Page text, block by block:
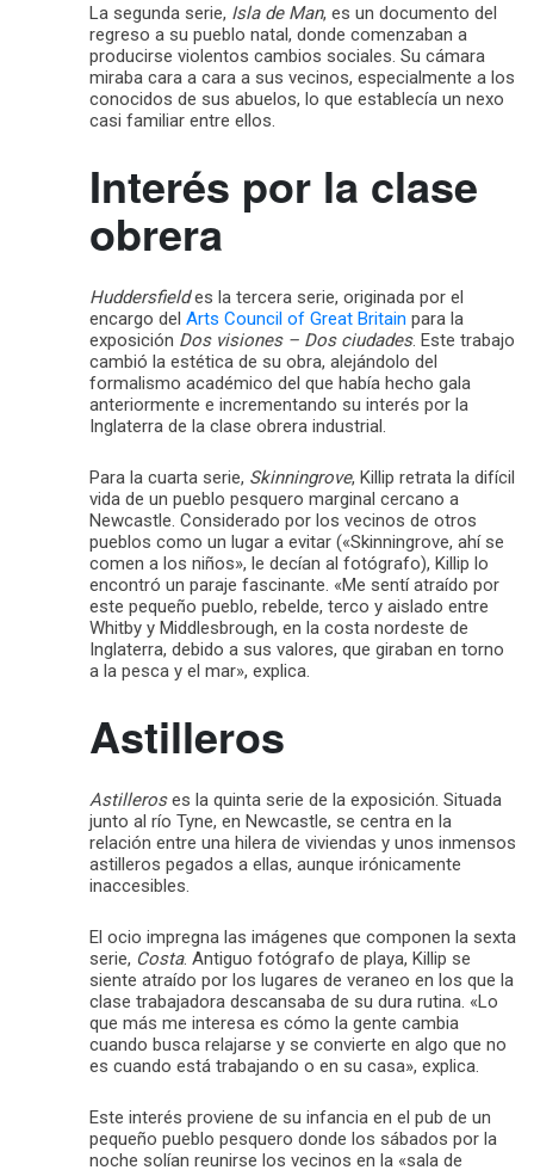
La segunda serie, Isla de Man, es un documento del
regreso a su pueblo natal, donde comenzaban a
producirse violentos cambios sociales. Su cámara
miraba cara a cara a sus vecinos, especialmente a los
conocidos de sus abuelos, lo que establecía un nexo
casi familiar entre ellos.
Interés por la clase
obrera
Huddersfieldes la tercera serie, originada por el
encargo del Arts Council of Great Britain para la
exposición Dos visiones – Dos ciudades. Este trabajo
cambió la estética de su obra, alejándolo del
formalismo académico del que había hecho gala
anteriormente e incrementando su interés por la
Inglaterra de la clase obrera industrial.
Para la cuarta serie, Skinningrove, Killip retrata la difícil
vida de un pueblo pesquero marginal cercano a
Newcastle. Considerado por los vecinos de otros
pueblos como un lugar a evitar («Skinningrove, ahí se
comen a los niños», le decían al fotógrafo), Killip lo
encontró un paraje fascinante. «Me sentí atraído por
este pequeño pueblo, rebelde, terco y aislado entre
Whitby y Middlesbrough, en la costa nordeste de
Inglaterra, debido a sus valores, que giraban en torno
a la pesca y el mar», explica.
Astilleros
Astilleroses la quinta serie de la exposición. Situada
junto al río Tyne, en Newcastle, se centra en la
relación entre una hilera de viviendas y unos inmensos
astilleros pegados a ellas, aunque irónicamente
inaccesibles.
El ocio impregna las imágenes que componen la sexta
serie, Costa. Antiguo fotógrafo de playa, Killip se
siente atraído por los lugares de veraneo en los que la
clase trabajadora descansaba de su dura rutina. «Lo
que más me interesa es cómo la gente cambia
cuando busca relajarse y se convierte en algo que no
es cuando está trabajando o en su casa», explica.
Este interés proviene de su infancia en el pub de un
pequeño pueblo pesquero donde los sábados por la
noche solían reunirse los vecinos en la «sala de